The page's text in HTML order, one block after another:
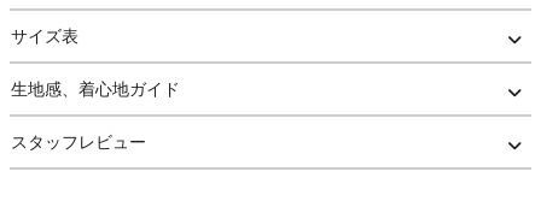
労働者の安定した賃金、健康と安全を促進するフェアトレードサー
ティファイド縫製を採用しており、人と環境に優しい商品です。
サイズ表
生地感、着心地ガイド
スタッフレビュー